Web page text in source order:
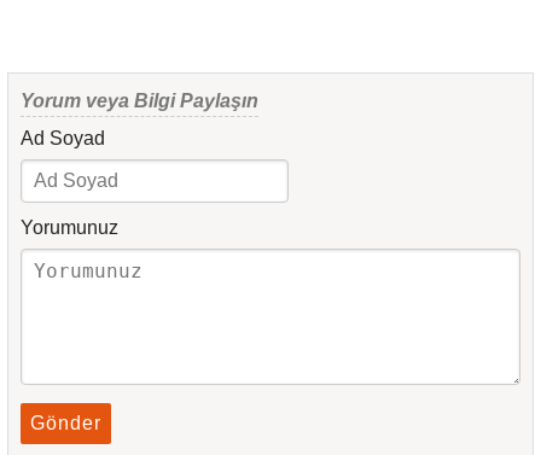
Yorum veya Bilgi Paylaşın
Ad Soyad
Yorumunuz
Gönder